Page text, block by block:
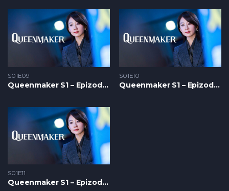
S01E09
Queenmaker S1 – Epizoda 09
S01E10
Queenmaker S1 – Epizoda 10
S01E11
Queenmaker S1 – Epizoda 11